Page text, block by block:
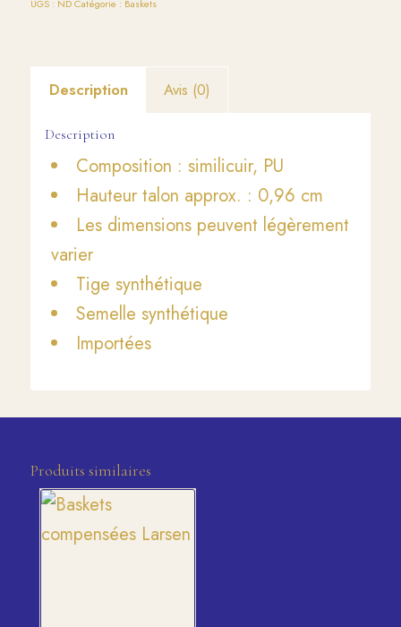
UGS : ND Catégorie : Baskets
Description Avis (0)
Description
Composition : similicuir, PU
Hauteur talon approx. : 0,96 cm
Les dimensions peuvent légèrement
varier
Tige synthétique
Semelle synthétique
Importées
Produits similaires